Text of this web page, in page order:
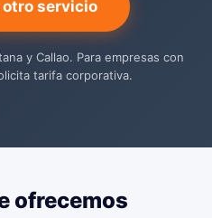
servicio
y Callao. Para empresas con
tarifa corporativa.
ofrecemos